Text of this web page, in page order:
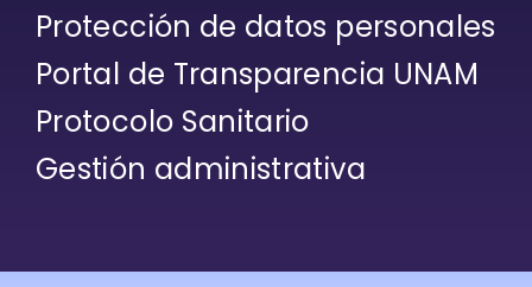
Protección de datos personales
Portal de Transparencia UNAM
Protocolo Sanitario
Gestión administrativa